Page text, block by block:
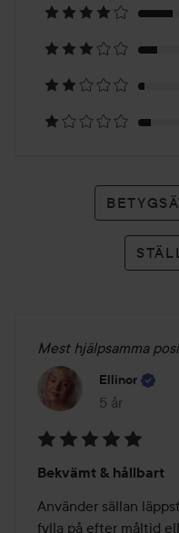
61
betyg
Mest hjälpsamma
Ellinor
5 år
Inlägget
5
av
5
Bekvämt & hållbart
Använder sällan
fylla på efter måltid